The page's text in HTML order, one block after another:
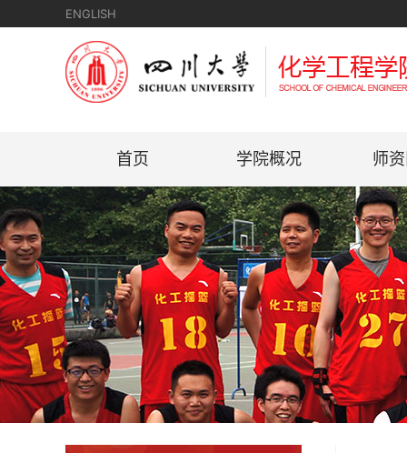
ENGLISH
首页 学院概况 师